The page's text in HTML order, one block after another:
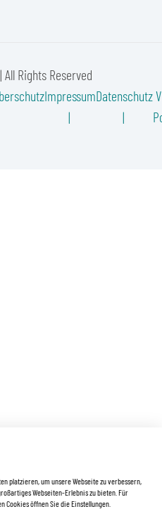
Rights Reserved
ImpressumDatenschutz
platzieren, um unsere Webseite zu verbessern,
Webseiten-Erlebnis zu bieten. Für
öffnen Sie die Einstellungen.